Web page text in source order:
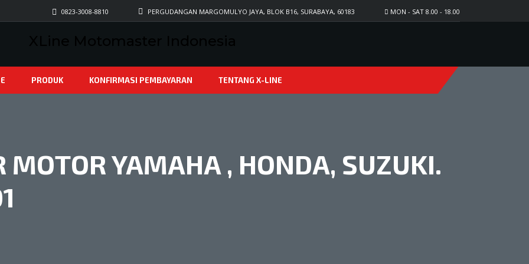
MON - SAT 8.00 - 18.00
PERGUDANGAN MARGOMULYO JAYA, BLOK B16, SURABAYA, 60183
0823-3008-8810
PRODUK KONFIRMASI PEMBAYARAN TENTANG X-LINE
MOTOR YAMAHA , HONDA, SUZUKI.